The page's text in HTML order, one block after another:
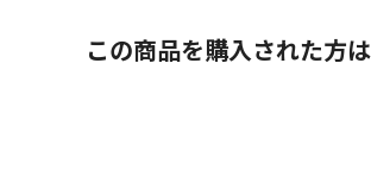
この商品を購入された方